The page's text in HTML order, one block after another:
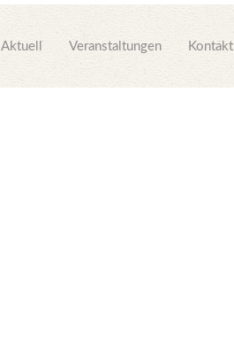
Aktuell Veranstaltungen Kontakt